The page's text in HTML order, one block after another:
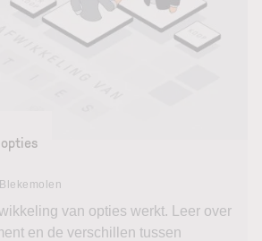
opties
van opties werkt. Leer over
en de verschillen tussen